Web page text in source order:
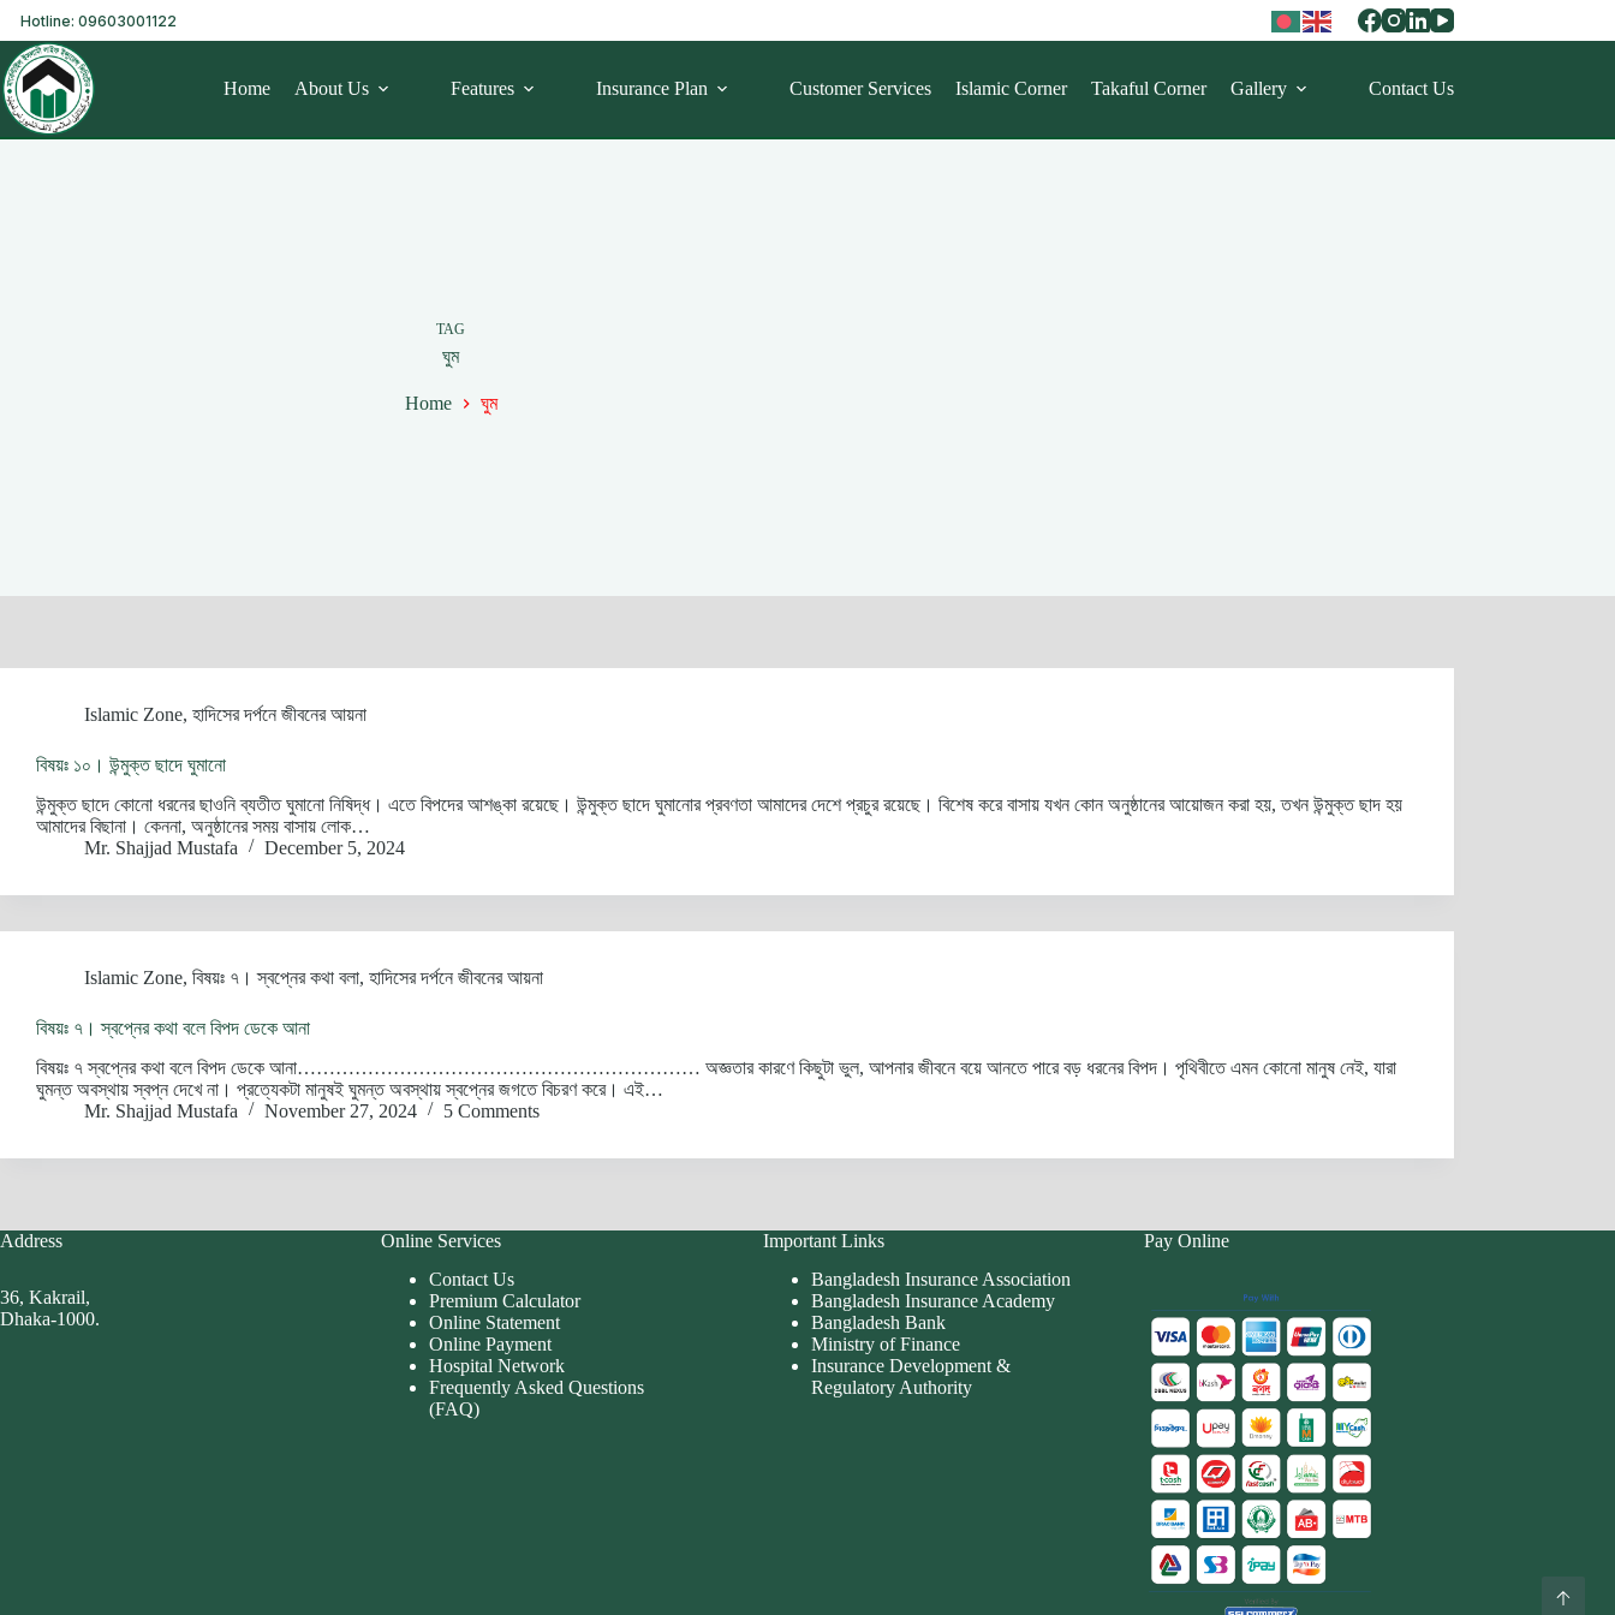
Hotline: 09603001122
Home About Us Features Insurance Plan Customer Services Islamic Corner Takaful Corner Gallery Contact Us
TAG
ঘুম
Home ঘুম
Islamic Zone, হাদিসের দর্পনে জীবনের আয়না
বিষয়ঃ ১০। উন্মুক্ত ছাদে ঘুমানো
উন্মুক্ত ছাদে কোনো ধরনের ছাওনি ব্যতীত ঘুমানো নিষিদ্ধ। এতে বিপদের আশঙ্কা রয়েছে। উন্মুক্ত ছাদে ঘুমানোর প্রবণতা আমাদের দেশে প্রচুর রয়েছে। বিশেষ করে বাসায় যখন কোন অনুষ্ঠানের আয়োজন করা হয়, তখন উন্মুক্ত ছাদ হয়
আমাদের বিছানা। কেননা, অনুষ্ঠানের সময় বাসায় লোক…
Mr. Shajjad Mustafa
December 5, 2024
Islamic Zone, বিষয়ঃ ৭। স্বপ্নের কথা বলা, হাদিসের দর্পনে জীবনের আয়না
বিষয়ঃ ৭। স্বপ্নের কথা বলে বিপদ ডেকে আনা
বিষয়ঃ ৭ স্বপ্নের কথা বলে বিপদ ডেকে আনা……………………………………………………… অজ্ঞতার কারণে কিছুটা ভুল, আপনার জীবনে বয়ে আনতে পারে বড় ধরনের বিপদ। পৃথিবীতে এমন কোনো মানুষ নেই, যারা
ঘুমন্ত অবস্থায় স্বপ্ন দেখে না। প্রত্যেকটা মানুষই ঘুমন্ত অবস্থায় স্বপ্নের জগতে বিচরণ করে। এই…
Mr. Shajjad Mustafa
November 27, 2024 5 Comments
Address
36, Kakrail,
Dhaka-1000.
Online Services
Contact Us
Premium Calculator
Online Statement
Online Payment
Hospital Network
Frequently Asked Questions
(FAQ)
Important Links
Bangladesh Insurance Association
Bangladesh Insurance Academy
Bangladesh Bank
Ministry of Finance
Insurance Development &
Regulatory Authority
Pay Online